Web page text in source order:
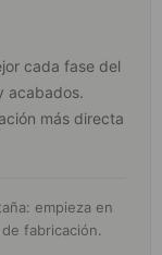
cada fase del
acabados.
más directa
empieza en
fabricación.